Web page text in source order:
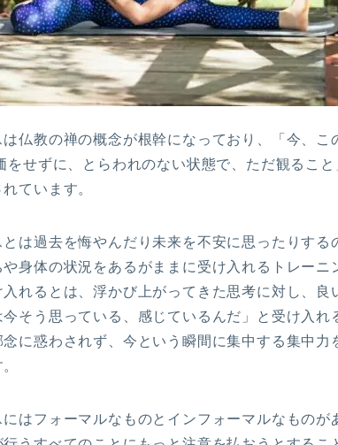
仏教の禅の概念が根幹になっており、「今、こ
をせずに、とらわれのない状態で、ただ観るこ
ています。
は過去を悔やんだり未来を不安に思ったりする
身体の状況をあるがままに受け入れるトレーニ
れるとは、浮かび上がってきた思考に対し、良
そう思っている、感じているんだ」と受け入れ
に惑わされず、今という瞬間に集中する集中力
はフォーマルなものとインフォーマルなものが